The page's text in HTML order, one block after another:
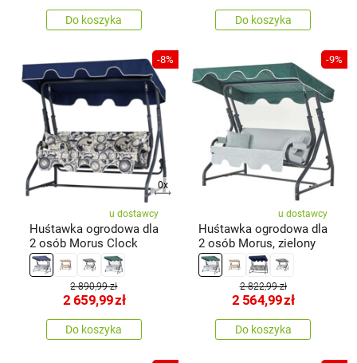
Do koszyka Do koszyka
-8%
0x
u dostawcy
Huśtawka ogrodowa dla
2 osób Morus Clock
2 890,99 zł
2 659,99zł
Do koszyka
-9%
u dostawcy
Huśtawka ogrodowa dla
2 osób Morus, zielony
2 822,99 zł
2 564,99zł
Do koszyka